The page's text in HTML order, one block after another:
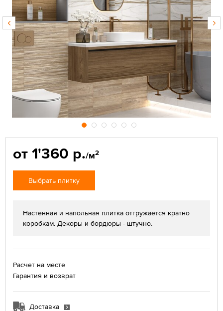
от 1'360 р./м2
Выбрать плитку
Настенная и напольная плитка отгружается кратно
коробкам. Декоры и бордюры - штучно.
Расчет на месте
Гарантия и возврат
Доставка